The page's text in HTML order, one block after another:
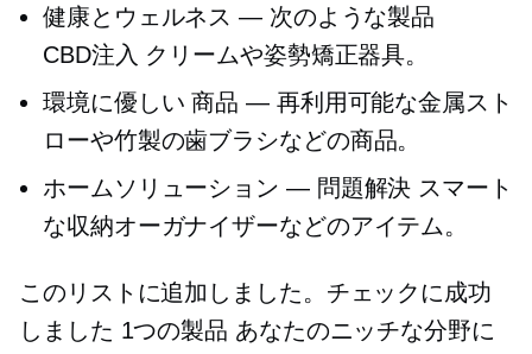
健康とウェルネス — 次のような製品
CBD注入 クリームや姿勢矯正器具。
環境に優しい 商品 — 再利用可能な金属スト
ローや竹製の歯ブラシなどの商品。
ホームソリューション — 問題解決 スマート
な収納オーガナイザーなどのアイテム。
このリストに追加しました。チェックに成功
しました 1つの製品 あなたのニッチな分野に